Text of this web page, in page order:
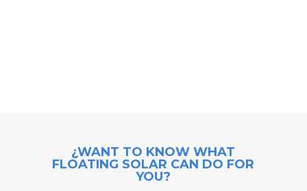
¿WANT TO KNOW WHAT
FLOATING SOLAR CAN DO FOR
YOU?